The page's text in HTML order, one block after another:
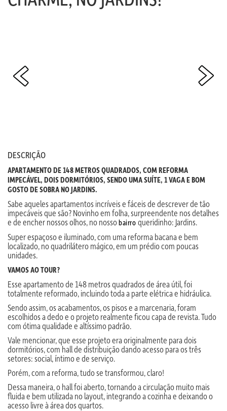
DESCRIÇÃO
APARTAMENTO DE 148 METROS QUADRADOS, COM REFORMA
IMPECÁVEL, DOIS DORMITÓRIOS, SENDO UMA SUÍTE, 1 VAGA E BOM
GOSTO DE SOBRA NO JARDINS.
Sabe aqueles apartamentos incríveis e fáceis de descrever de tão
impecáveis que são? Novinho em folha, surpreendente nos detalhes
e de encher nossos olhos, no nossobairro queridinho: Jardins.
Super espaçoso e iluminado, com uma reforma bacana e bem
localizado, no quadrilátero mágico, em um prédio com poucas
unidades.
VAMOS AO TOUR?
Esse apartamento de 148 metros quadrados de área útil, foi
totalmente reformado, incluindo toda a parte elétrica e hidráulica.
Sendo assim, os acabamentos, os pisos e a marcenaria, foram
escolhidos a dedo e o projeto realmente ficou capa de revista. Tudo
com ótima qualidade e altíssimo padrão.
Vale mencionar, que esse projeto era originalmente para dois
dormitórios, com hall de distribuição dando acesso para os três
setores: social, íntimo e de serviço.
Porém, com a reforma, tudo se transformou, claro!
Dessa maneira, o hall foi aberto, tornando a circulação muito mais
fluida e bem utilizada no layout, integrando a cozinha e deixando o
acesso livre à área dos quartos.